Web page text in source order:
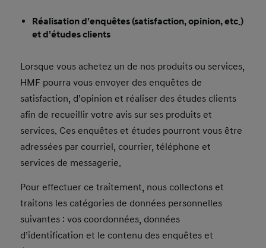
Réalisation d’enquêtes (satisfaction, opinion, etc.)
et d’études clients
Lorsque vous achetez un de nos produits ou services,
HMF pourra vous envoyer des enquêtes de
satisfaction, d’opinion et réaliser des études clients
afin de recueillir votre avis sur ses produits et
services. Ces enquêtes et études pourront vous être
adressées par courriel, courrier, téléphone et
services de messagerie.
Pour effectuer ce traitement, nous collectons et
traitons les catégories de données personnelles
suivantes : vos coordonnées, données
d’identification et le contenu des enquêtes et